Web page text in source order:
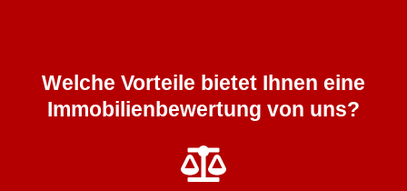
Welche Vorteile bietet Ihnen eine
Immobilienbewertung von uns?